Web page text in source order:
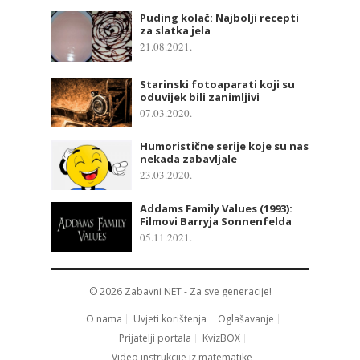
Puding kolač: Najbolji recepti
za slatka jela
21.08.2021.
Starinski fotoaparati koji su
oduvijek bili zanimljivi
07.03.2020.
Humoristične serije koje su nas
nekada zabavljale
23.03.2020.
Addams Family Values (1993):
Filmovi Barryja Sonnenfelda
05.11.2021.
© 2026 Zabavni NET- Za sve generacije!
O nama
Uvjeti korištenja
Oglašavanje
Prijatelji portala
KvizBOX